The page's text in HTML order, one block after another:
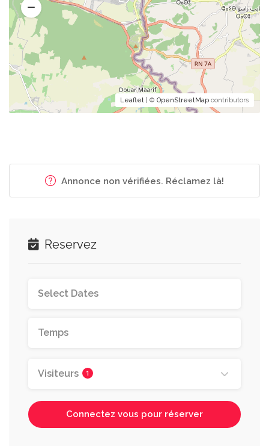
Leaflet | © OpenStreetMap contributors
Annonce non vérifiées. Réclamez là!
Reservez
Visiteurs 1
Connectez vous pour réserver